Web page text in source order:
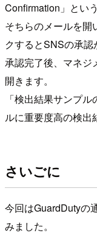
Confirmation」とい
そちらのメールを開
クするとSNSの承認
承認完了後、マネ
開きます。
「検出結果サンプ
ルに重要度高の検出
さいごに
今回はGuardDutyの
みました。